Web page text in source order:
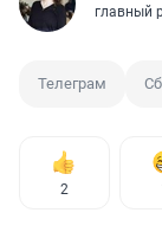
главный
Телеграм
2